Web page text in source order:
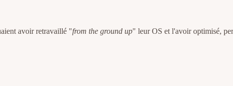
avoir retravaillé "from the ground up" leur OS et l'avoir optimisé,